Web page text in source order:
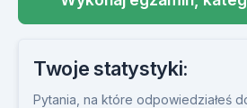
Twoje statystyki:
Pytania, na które odpowiedziałeś